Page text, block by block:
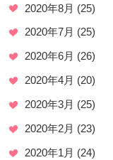
2020年8月 (25)
2020年7月 (25)
2020年6月 (26)
2020年4月 (20)
2020年3月 (25)
2020年2月 (23)
2020年1月 (24)